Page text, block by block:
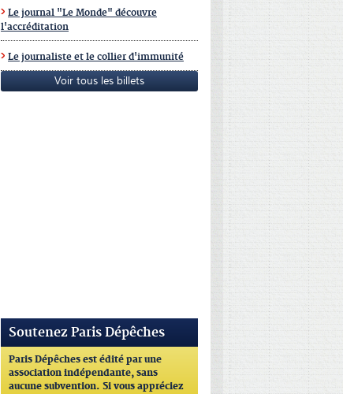
Le journal "Le Monde" découvre
l'accréditation
Le journaliste et le collier d'immunité
Voir tous les billets
Soutenez Paris Dépêches
Paris Dépêches est édité par une
association indépendante, sans
aucune subvention. Si vous appréciez